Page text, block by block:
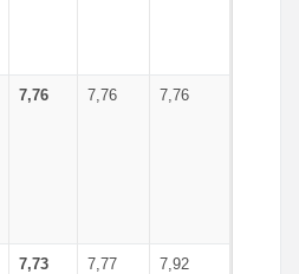
7,76 7,76 7,76
7,73 7,77 7,92